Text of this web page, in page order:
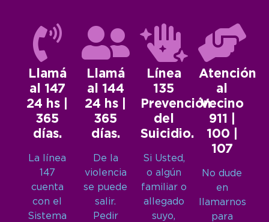
Llamá
al 147
24 hs |
365
días.
La línea
147
cuenta
con el
Sistema
Llamá
al 144
24 hs |
365
días.
De la
violencia
se puede
salir.
Pedir
Línea
135
Prevención
del
Suicidio.
Si Usted,
o algún
familiar o
allegado
suyo,
Atención
al
Vecino
911 |
100 |
107
No dude
en
llamarnos
para